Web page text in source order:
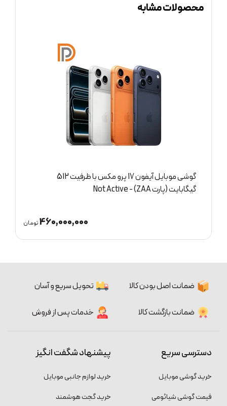
محصولات مشابه
گوشی موبایل آیفون 17 پرو مکس با ظرفیت 512
گیگابایت (پارت ZAA) - Not Active
460,000,000تومان
ضمانت اصل بودن کالا تحویل سریع و آسان
ضمانت بازگشت کالا خدمات پس از فروش
دسترسی سریع
خرید گوشی موبایل
قیمت گوشی شیائومی
پیشنهاد شگفت انگیز
خرید لوازم جانبی موبایل
خرید گجت هوشمند